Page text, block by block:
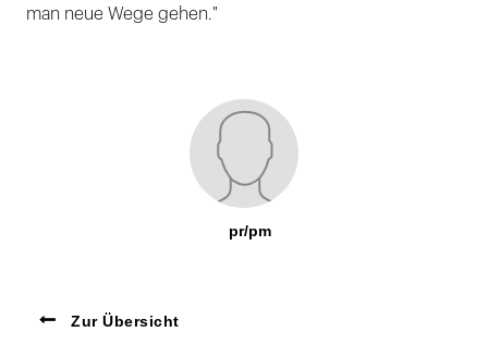
man neue Wege gehen."
pr/pm
Zur Übersicht